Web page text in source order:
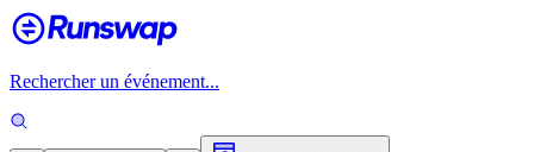
Rechercher un événement...